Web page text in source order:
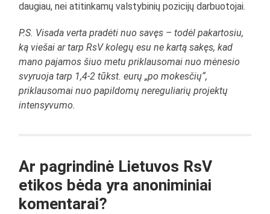
daugiau, nei atitinkamų valstybinių pozicijų darbuotojai.
P.S. Visada verta pradėti nuo savęs – todėl pakartosiu,
ką viešai ar tarp RsV kolegų esu ne kartą sakęs, kad
mano pajamos šiuo metu priklausomai nuo mėnesio
svyruoja tarp 1,4-2 tūkst. eurų „po mokesčių“,
priklausomai nuo papildomų nereguliarių projektų
intensyvumo.
Ar pagrindinė Lietuvos RsV
etikos bėda yra anoniminiai
komentarai?